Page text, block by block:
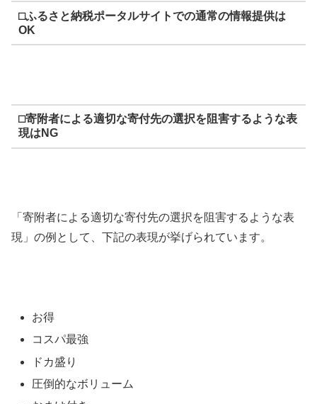
⬜︎ふるさと納税ポータルサイトでの通常の情報提供は
OK
⬜︎寄附者による適切な寄付先の選択を阻害するような表
現はNG
「寄附者による適切な寄付先の選択を阻害するような表
現」の例として、下記の表現が挙げられています。
お得
コスパ最強
ドカ盛り
圧倒的なボリューム